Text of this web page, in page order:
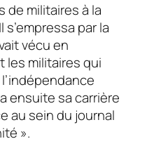
de militaires à la
par la
vécu en
les militaires qui
ensuite sa carrière
au sein du journal
».